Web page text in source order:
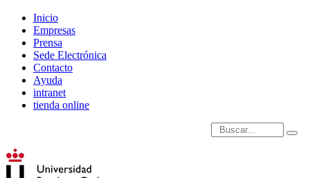
Inicio
Empresas
Prensa
Sede Electrónica
Contacto
Ayuda
intranet
tienda online
Introduce términos de